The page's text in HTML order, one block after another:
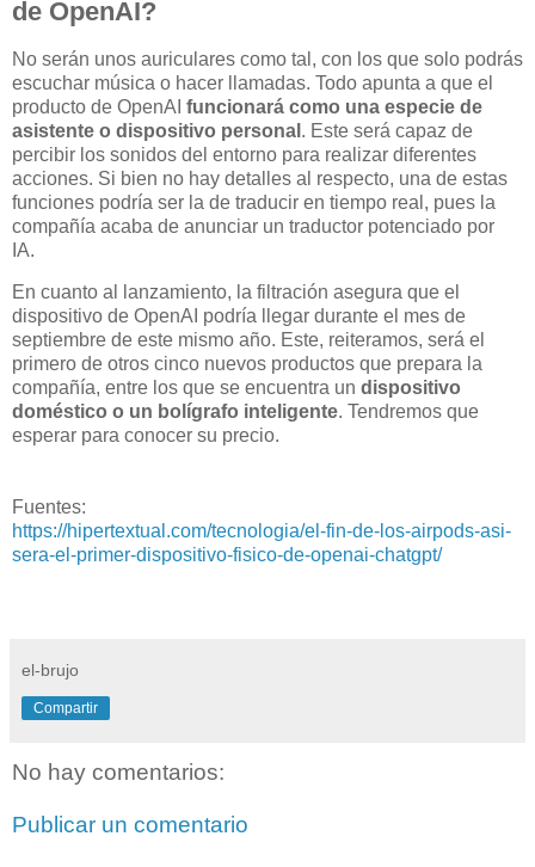
de OpenAI?
No serán unos auriculares como tal, con los que solo podrás
escuchar música o hacer llamadas. Todo apunta a que el
producto de OpenAI funcionará como una especie de
asistente o dispositivo personal . Este será capaz de
percibir los sonidos del entorno para realizar diferentes
acciones. Si bien no hay detalles al respecto, una de estas
funciones podría ser la de traducir en tiempo real, pues la
compañía acaba de anunciar un traductor potenciado por
IA.
En cuanto al lanzamiento, la filtración asegura que el
dispositivo de OpenAI podría llegar durante el mes de
septiembre de este mismo año. Este, reiteramos, será el
primero de otros cinco nuevos productos que prepara la
compañía, entre los que se encuentra un dispositivo
doméstico o un bolígrafo inteligente. Tendremos que
esperar para conocer su precio.
Fuentes:
https://hipertextual.com/tecnologia/el-fin-de-los-airpods-asi-
sera-el-primer-dispositivo-fisico-de-openai-chatgpt/
el-brujo
Compartir
No hay comentarios:
Publicar un comentario